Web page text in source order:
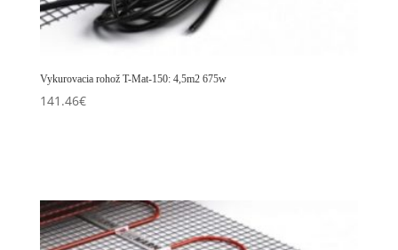
Vykurovacia rohož T-Mat-150: 4,5m2 675w
141.46€